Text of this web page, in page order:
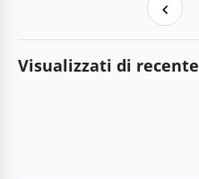
Visualizzati di recente